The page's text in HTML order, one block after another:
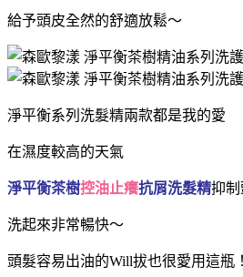
給予頭皮全然的舒適放鬆～
淨平衡系列洗髮精兩款都是我的愛
在濕度較高的天氣
淨平衡茶樹控油止癢抗屑洗髮精抑
洗起來非常暢快～
頭髮容易出油的Will拔也很愛用這瓶！